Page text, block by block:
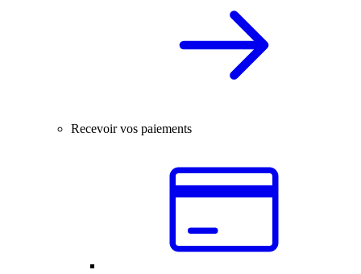
Recevoir vos paiements